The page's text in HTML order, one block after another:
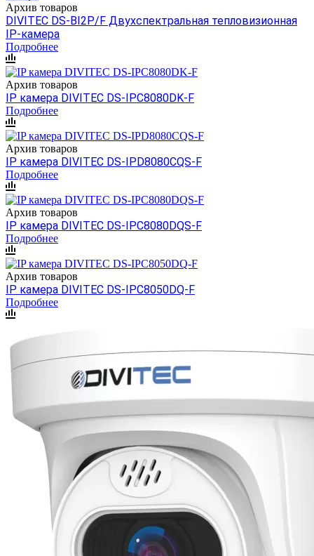
Архив товаров
DIVITEC DS-BI2P/F Двухспектральная тепловизионная
IP-камера
Подробнее
Архив товаров
IP камера DIVITEC DS-IPC8080DK-F
Подробнее
Архив товаров
IP камера DIVITEC DS-IPD8080CQS-F
Подробнее
Архив товаров
IP камера DIVITEC DS-IPC8080DQS-F
Подробнее
Архив товаров
IP камера DIVITEC DS-IPC8050DQ-F
Подробнее